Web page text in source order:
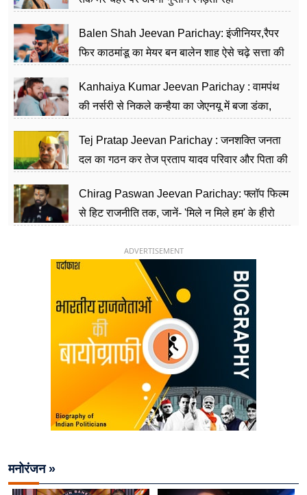
Balen Shah Jeevan Parichay: इंजीनियर,रैपर
फिर काठमांडू का मेयर बन बालेन शाह ऐसे चढ़े सत्ता की
Kanhaiya Kumar Jeevan Parichay : वामपंथ
की नर्सरी से निकले कन्हैया का जेएनयू में बजा डंका,
Tej Pratap Jeevan Parichay : जनशक्ति जनता
दल का गठन कर तेज प्रताप यादव परिवार और पिता की
Chirag Paswan Jeevan Parichay: फ्लॉप फिल्म
से हिट राजनीति तक, जानें- 'मिले न मिले हम' के हीरो
ADVERTISEMENT
मनोरंजन »